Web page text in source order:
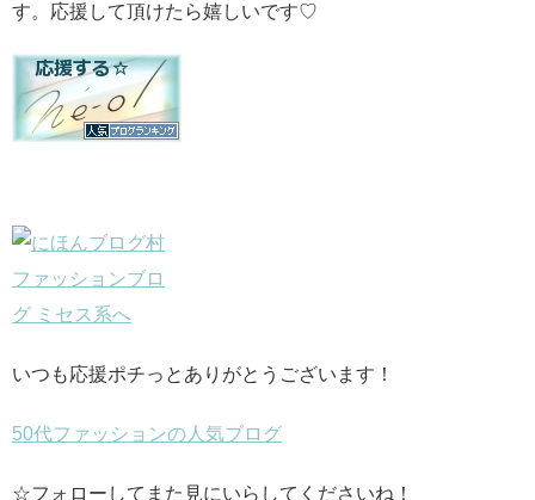
す。応援して頂けたら嬉しいです♡
いつも応援ポチっとありがとうございます！
50代ファッションの人気ブログ
☆フォローしてまた見にいらしてくださいね！